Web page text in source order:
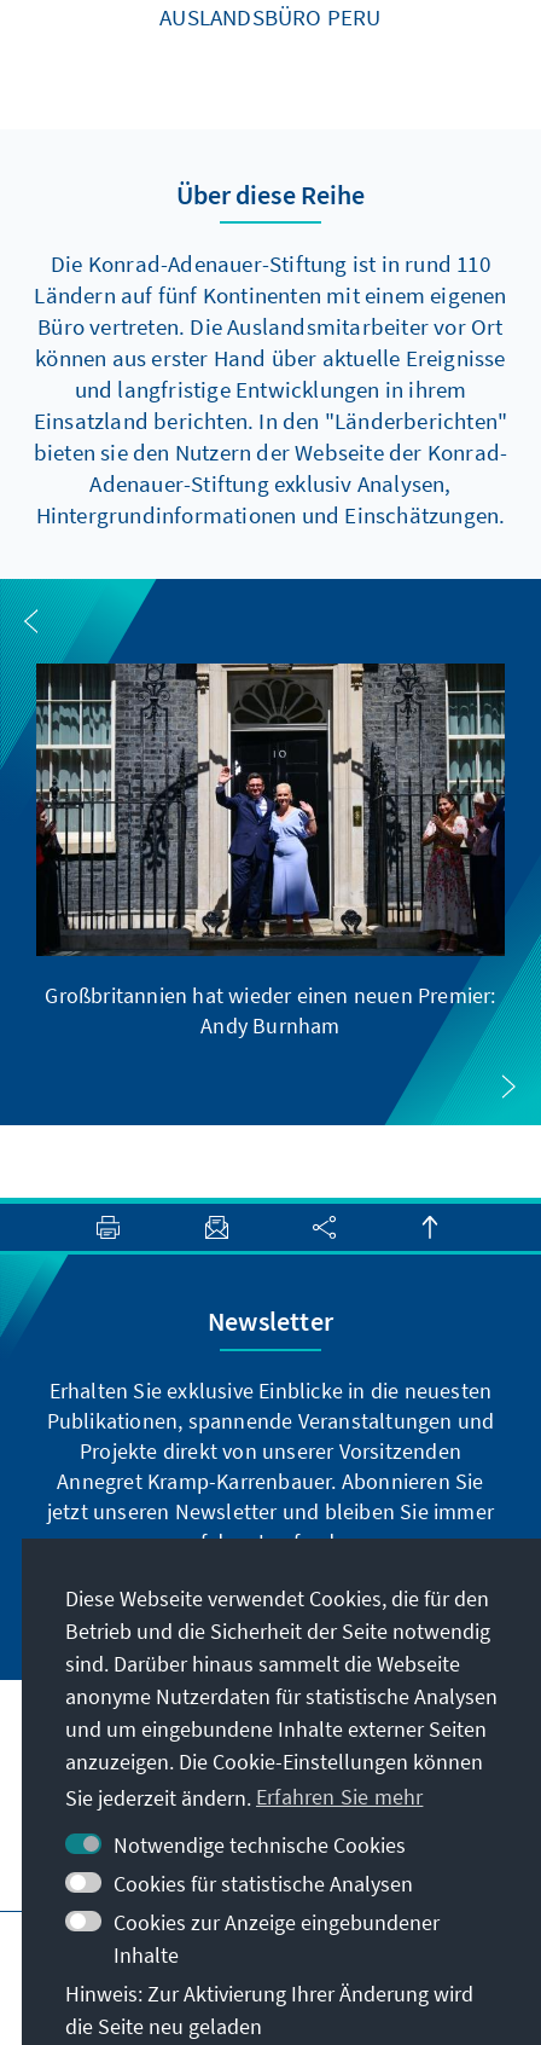
AUSLANDSBÜRO PERU
Über diese Reihe
Die Konrad-Adenauer-Stiftung ist in rund 110
Ländern auf fünf Kontinenten mit einem eigenen
Büro vertreten. Die Auslandsmitarbeiter vor Ort
können aus erster Hand über aktuelle Ereignisse
und langfristige Entwicklungen in ihrem
Einsatzland berichten. In den "Länderberichten"
bieten sie den Nutzern der Webseite der Konrad-
Adenauer-Stiftung exklusiv Analysen,
Hintergrundinformationen und Einschätzungen.
Großbritannien hat wieder einen neuen Premier:
Andy Burnham
Newsletter
Erhalten Sie exklusive Einblicke in die neuesten
Publikationen, spannende Veranstaltungen und
Projekte direkt von unserer Vorsitzenden
Annegret Kramp-Karrenbauer. Abonnieren Sie
jetzt unseren Newsletter und bleiben Sie immer
auf dem Laufenden.
Jetzt abonnieren
Unser Auftrag
Kontakt
Weitere Angebote der Stiftung
Impressum
Datenschutz
Nutzungsbedingungen
Erklärung zur Barrierefreiheit
Barriere melden
Sitemap
Diese Webseite verwendet Cookies, die für den
Betrieb und die Sicherheit der Seite notwendig
sind. Darüber hinaus sammelt die Webseite
anonyme Nutzerdaten für statistische Analysen
und um eingebundene Inhalte externer Seiten
anzuzeigen. Die Cookie-Einstellungen können
Sie jederzeit ändern. Erfahren Sie mehr
Notwendige technische Cookies
Cookies für statistische Analysen
Cookies zur Anzeige eingebundener
Inhalte
Hinweis: Zur Aktivierung Ihrer Änderung wird
die Seite neu geladen